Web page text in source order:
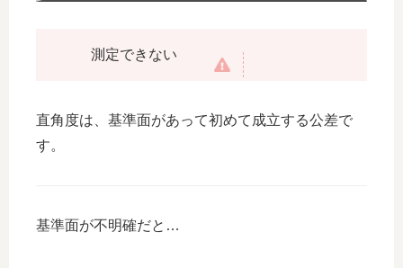
測定できない
直角度は、基準面があって初めて成立する公差で
す。
基準面が不明確だと…